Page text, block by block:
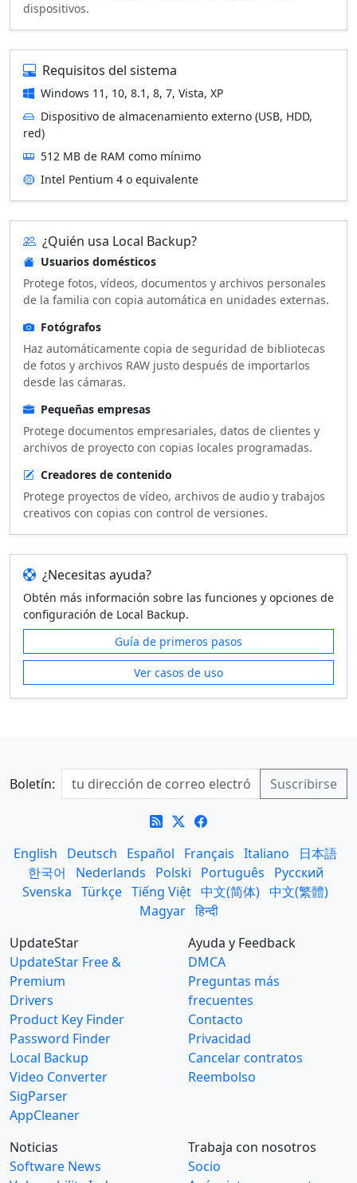
dispositivos.
Requisitos del sistema
Windows 11, 10, 8.1, 8, 7, Vista, XP
Dispositivo de almacenamiento externo (USB, HDD,
red)
512 MB de RAM como mínimo
Intel Pentium 4 o equivalente
¿Quién usa Local Backup?
Usuarios domésticos
Protege fotos, vídeos, documentos y archivos personales
de la familia con copia automática en unidades externas.
Fotógrafos
Haz automáticamente copia de seguridad de bibliotecas
de fotos y archivos RAW justo después de importarlos
desde las cámaras.
Pequeñas empresas
Protege documentos empresariales, datos de clientes y
archivos de proyecto con copias locales programadas.
Creadores de contenido
Protege proyectos de vídeo, archivos de audio y trabajos
creativos con copias con control de versiones.
¿Necesitas ayuda?
Obtén más información sobre las funciones y opciones de
configuración de Local Backup.
Guía de primeros pasos
Ver casos de uso
Boletín:
English Deutsch Español Français Italiano
日本語
한국어
Nederlands Polski Português
Русский
Svenska Türkçe Tiếng Việt 中文(简体) 中文(繁體)
Magyar हिन्दी
UpdateStar
UpdateStar Free &
Premium
Drivers
Product Key Finder
Password Finder
Local Backup
Video Converter
SigParser
AppCleaner
Ayuda y Feedback
DMCA
Preguntas más
frecuentes
Contacto
Privacidad
Cancelar contratos
Reembolso
Noticias
Software News
Trabaja con nosotros
Socio